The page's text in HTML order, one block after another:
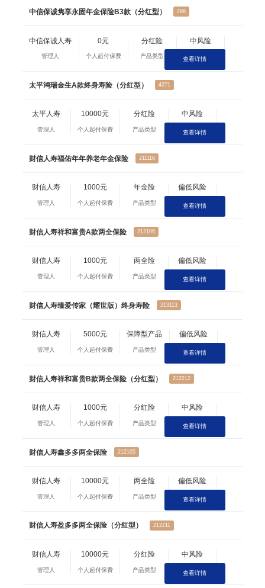
中信保诚隽享永固年金保险B3款（分红型） 466
中信保诚人寿
管理人
0元
个人起付保费
分红险
产品类型
中风险
风险等级
查看详情
太平鸿瑞金生A款终身寿险（分红型） 4271
太平人寿
管理人
10000元
个人起付保费
分红险
产品类型
中风险
风险等级
查看详情
财信人寿福佑年年养老年金保险 211116
财信人寿
管理人
1000元
个人起付保费
年金险
产品类型
偏低风险
风险等级
查看详情
财信人寿祥和富贵A款两全保险 212106
财信人寿
管理人
1000元
个人起付保费
两全险
产品类型
偏低风险
风险等级
查看详情
财信人寿臻爱传家（耀世版）终身寿险 213113
财信人寿
管理人
5000元
个人起付保费
保障型产品
产品类型
偏低风险
风险等级
查看详情
财信人寿祥和富贵B款两全保险（分红型） 212212
财信人寿
管理人
1000元
个人起付保费
分红险
产品类型
中风险
风险等级
查看详情
财信人寿鑫多多两全保险 212105
财信人寿
管理人
10000元
个人起付保费
两全险
产品类型
偏低风险
风险等级
查看详情
财信人寿盈多多两全保险（分红型） 212211
财信人寿
管理人
10000元
个人起付保费
分红险
产品类型
中风险
风险等级
查看详情